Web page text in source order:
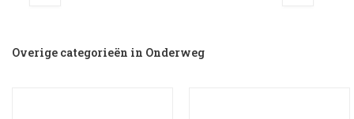
Overige categorieën in Onderweg